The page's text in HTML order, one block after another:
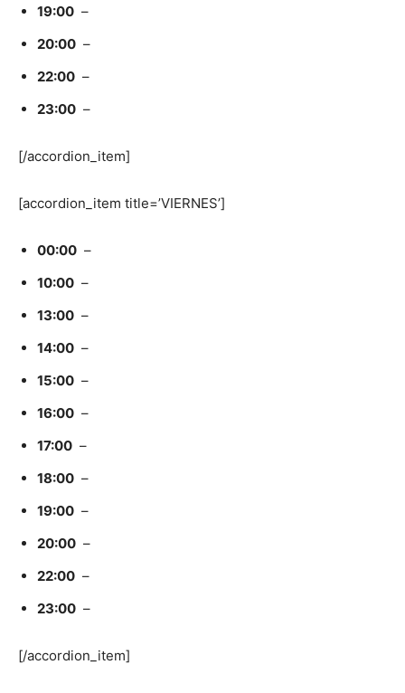
19:00 –
20:00 –
22:00 –
23:00 –
[/accordion_item]
[accordion_item title=’VIERNES’]
00:00 –
10:00 –
13:00 –
14:00 –
15:00 –
16:00 –
17:00 –
18:00 –
19:00 –
20:00 –
22:00 –
23:00 –
[/accordion_item]